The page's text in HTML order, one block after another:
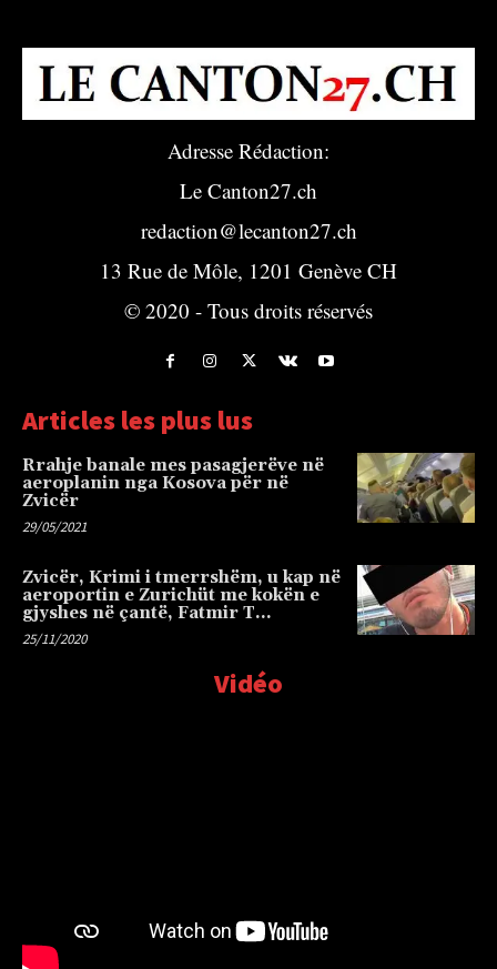
Adresse Rédaction:
Le Canton27.ch
redaction@lecanton27.ch
13 Rue de Môle, 1201 Genève CH
© 2020 - Tous droits réservés
Articles les plus lus
Rrahje banale mes pasagjerëve në
aeroplanin nga Kosova për në
Zvicër
29/05/2021
Zvicër, Krimi i tmerrshëm, u kap në
aeroportin e Zurichüt me kokën e
gjyshes në çantë, Fatmir T…
25/11/2020
Vidéo